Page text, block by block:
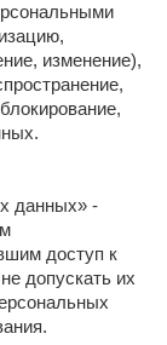
изменение),
данных» -
доступ к
допускать их